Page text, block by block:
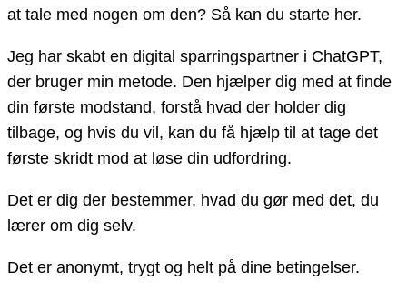
at tale med nogen om den? Så kan du starte her.
Jeg har skabt en digital sparringspartner i ChatGPT,
der bruger min metode. Den hjælper dig med at finde
din første modstand, forstå hvad der holder dig
tilbage, og hvis du vil, kan du få hjælp til at tage det
første skridt mod at løse din udfordring.
Det er dig der bestemmer, hvad du gør med det, du
lærer om dig selv.
Det er anonymt, trygt og helt på dine betingelser.